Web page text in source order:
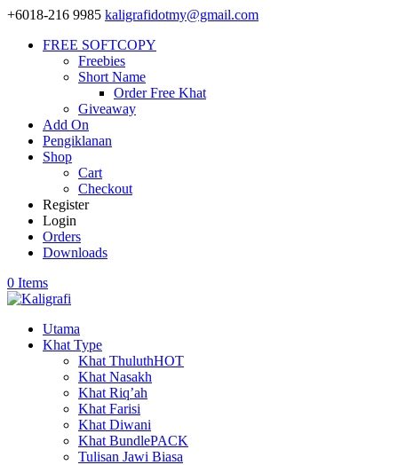
+6018-216 9985 kaligrafidotmy@gmail.com
FREE SOFTCOPY
Freebies
Short Name
Order Free Khat
Giveaway
Add On
Pengiklanan
Shop
Cart
Checkout
Register
Login
Orders
Downloads
0 Items
Utama
Khat Type
Khat ThuluthHOT
Khat Nasakh
Khat Riq’ah
Khat Farisi
Khat Diwani
Khat BundlePACK
Tulisan Jawi Biasa